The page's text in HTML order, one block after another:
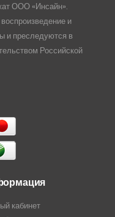
ООО «Инсайн».
и
и преследуются в
Российской
кабинет